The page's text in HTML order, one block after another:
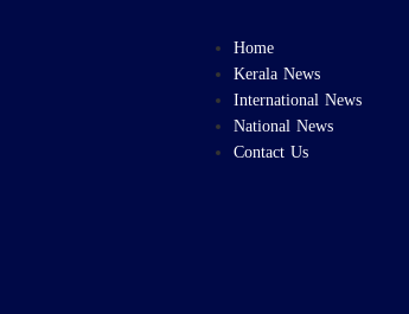
Home
Kerala News
International News
National News
Contact Us